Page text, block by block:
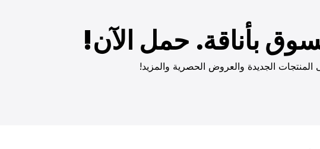
بأناقة. حمل الآن!
الجديدة والعروض الحصرية والمزيد!